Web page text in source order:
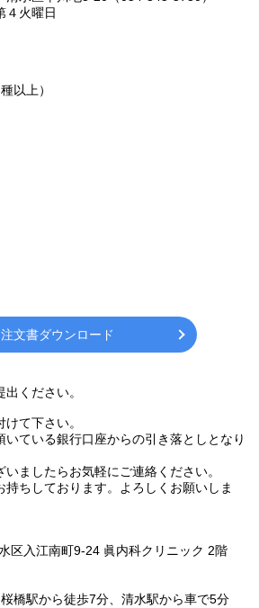
火曜日
以上）
注文書ダウンロード
出ください。
けて下さい。
いている銀行口座からの引き落としとなり
いましたらお気軽にご連絡ください。
持ちしております。よろしくお願いしま
入江南町9-24 眞内科クリニック 2階
橋駅から徒歩7分、清水駅から車で5分